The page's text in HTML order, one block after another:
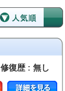
修復歴 : 無し